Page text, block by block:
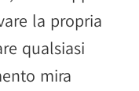
la propria
qualsiasi
mira